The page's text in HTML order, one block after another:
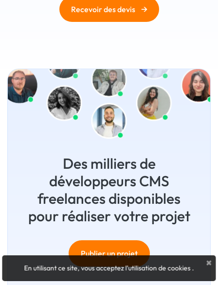
Recevoir des devis →
Des milliers de
développeurs CMS
freelances disponibles
pour réaliser votre projet
Publier un projet
×
En utilisant ce site, vous acceptez l'utilisation de cookies.